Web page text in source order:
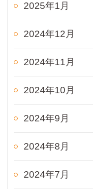
2025年1月
2024年12月
2024年11月
2024年10月
2024年9月
2024年8月
2024年7月